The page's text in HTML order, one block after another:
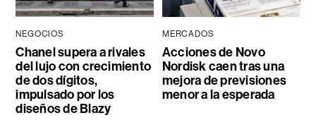
NEGOCIOS
Chanel supera a rivales
del lujo con crecimiento
de dos dígitos,
impulsado por los
diseños de Blazy
MERCADOS
Acciones de Novo
Nordisk caen tras una
mejora de previsiones
menor a la esperada